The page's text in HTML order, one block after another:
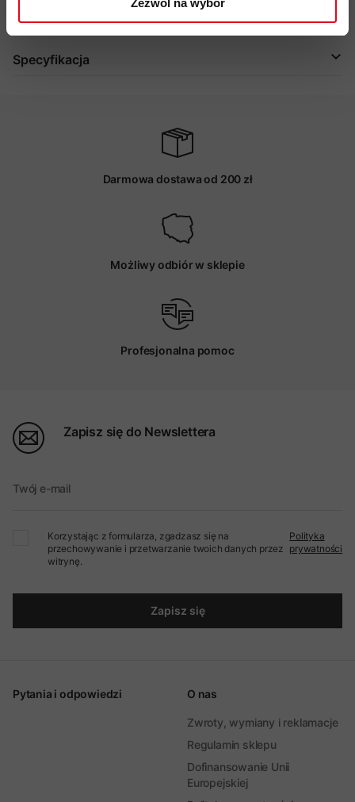
Zezwól na wybór
Specyfikacja
Darmowa dostawa od 200 zł
Możliwy odbiór w sklepie
Profesjonalna pomoc
Zapisz się do Newslettera
Twój e-mail
Korzystając z formularza, zgadzasz się na
przechowywanie i przetwarzanie twoich danych przez
witrynę.
Polityka
prywatności
Zapisz się
Pytania i odpowiedzi O nas
Zwroty, wymiany i reklamacje
Regulamin sklepu
Dofinansowanie Unii
Europejskiej